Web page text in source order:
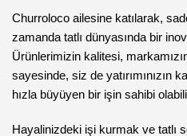
Churroloco ailesine katılarak,
zamanda tatlı dünyasında bir
Ürünlerimizin kalitesi,
sayesinde, siz de yatırımınızın
hızla büyüyen bir işin sahibi
Hayalinizdeki işi kurmak ve tatlı